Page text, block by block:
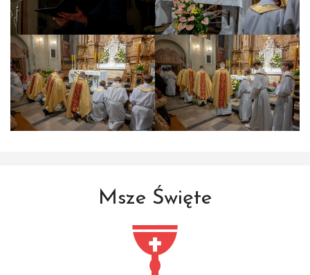
Msze Święte